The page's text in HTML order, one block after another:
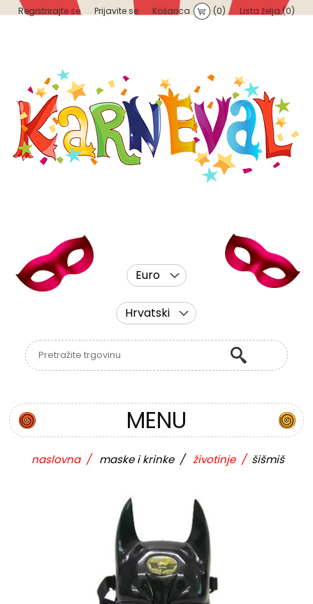
Registrirajte se Prijavite se Košarica (0) Lista želja (0)
Euro
Hrvatski
MENU
naslovna / maske i krinke / životinje / šišmiš